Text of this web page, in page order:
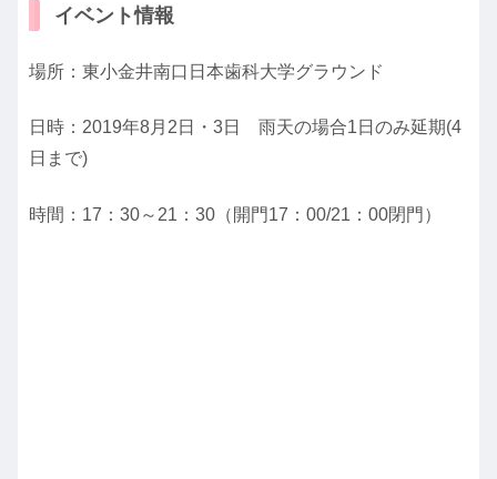
イベント情報
場所：東小金井南口日本歯科大学グラウンド
日時：2019年8月2日・3日 雨天の場合1日のみ延期(4
日まで)
時間：17：30～21：30（開門17：00/21：00閉門）